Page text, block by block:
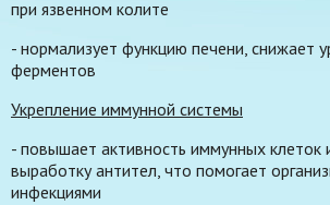
при язвенном колите
- нормализует функцию печени, снижает
ферментов
Укрепление иммунной системы
- повышает активность иммунных клеток
выработку антител, что помогает
инфекциями